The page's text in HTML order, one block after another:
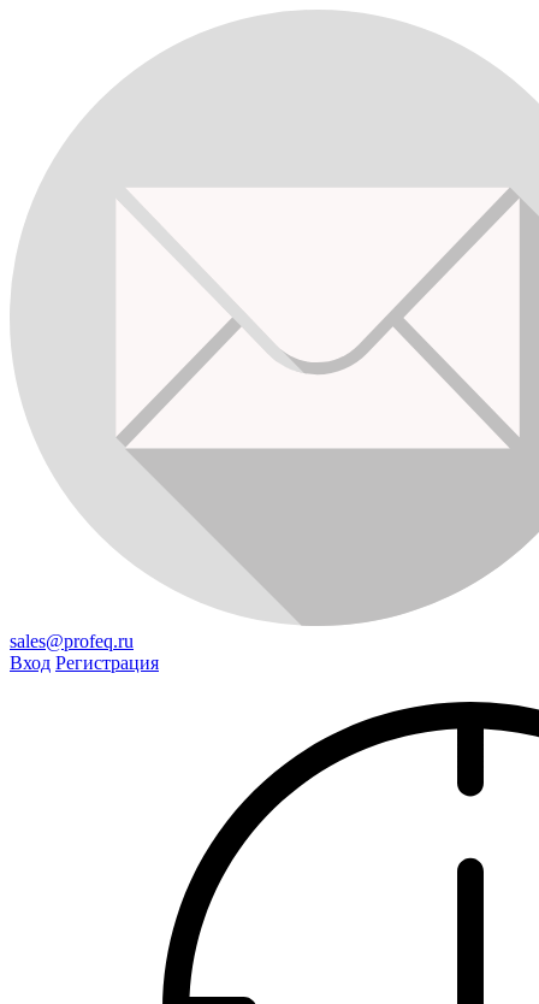
sales@profeq.ru
Вход Регистрация